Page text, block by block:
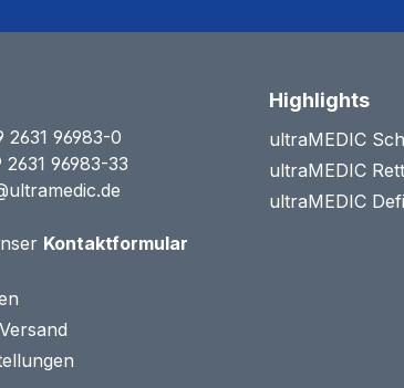
2631 96983-0
96983-33
Kontaktformular
Highlights
ultraMEDIC
ultraMEDIC
ultraMEDIC